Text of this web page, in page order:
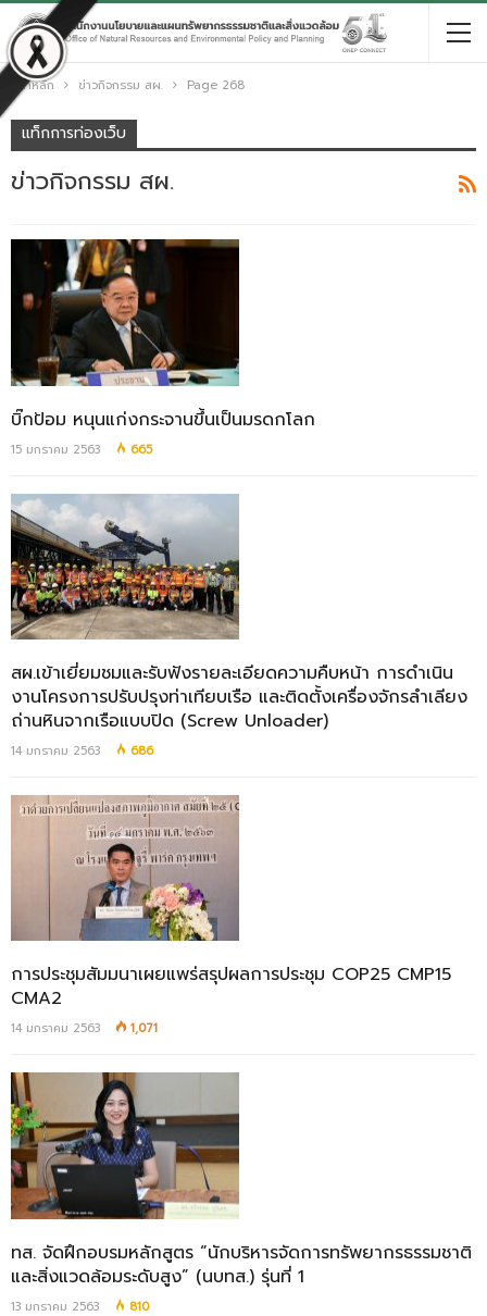
หน้าหลัก ข่าวกิจกรรม สผ. Page 268
แท็กการท่องเว็บ
ข่าวกิจกรรม สผ.
บิ๊กป้อม หนุนแก่งกระจานขึ้นเป็นมรดกโลก
15 มกราคม 2563 665
สผ.เข้าเยี่ยมชมและรับฟังรายละเอียดความคืบหน้า การดำเนิน
งานโครงการปรับปรุงท่าเทียบเรือ และติดตั้งเครื่องจักรลำเลียง
ถ่านหินจากเรือแบบปิด (Screw Unloader)
14 มกราคม 2563 686
การประชุมสัมมนาเผยแพร่สรุปผลการประชุม COP25 CMP15
CMA2
14 มกราคม 2563 1,071
ทส. จัดฝึกอบรมหลักสูตร “นักบริหารจัดการทรัพยากรธรรมชาติ
และสิ่งแวดล้อมระดับสูง” (นบทส.) รุ่นที่ 1
13 มกราคม 2563 810